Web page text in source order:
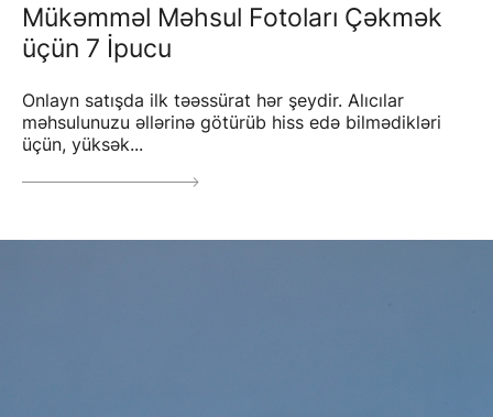
Mükəmməl Məhsul Fotoları Çəkmək
üçün 7 İpucu
Onlayn satışda ilk təəssürat hər şeydir. Alıcılar
məhsulunuzu əllərinə götürüb hiss edə bilmədikləri
üçün, yüksək...